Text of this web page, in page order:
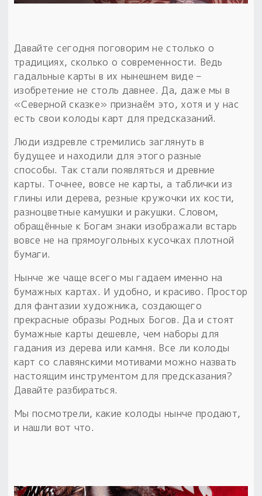
Расходные материалы
Готовые заговоры и обряды
Сундучок
Об авторе и издательстве
Электронные книги
Приложение для гадания
30 вариантов раскладов по системе Рез Рода:
Предметы
Для алтаря
Расходные материалы
С чего начать?
Новые книги
в лавке!
«Резы Рода. Нежиты» и «Резы
Рода.Духи-Хозяева» с колодами
толковники со значениями, раскладами,
толкованиями колод
Узнать
Пыльный сундучок
большое обновление
Товары со скидкой
Новинки
Товары недели
Безоплатная доставка
на заказ от 4 тыс. руб. со скидкой
Давайте сегодня поговорим не столько о
традициях, сколько о современности. Ведь
гадальные карты в их нынешнем виде –
изобретение не столь давнее. Да, даже мы в
«Северной сказке» признаём это, хотя и у нас
есть свои колоды карт для предсказаний.
Люди издревле стремились заглянуть в
будущее и находили для этого разные
способы. Так стали появляться и древние
карты. Точнее, вовсе не карты, а таблички из
глины или дерева, резные кружочки их кости,
разноцветные камушки и ракушки. Словом,
обращённые к Богам знаки изображали встарь
вовсе не на прямоугольных кусочках плотной
бумаги.
Нынче же чаще всего мы гадаем именно на
бумажных картах. И удобно, и красиво. Простор
для фантазии художника, создающего
прекрасные образы Родных Богов. Да и стоят
бумажные карты дешевле, чем наборы для
гадания из дерева или камня. Все ли колоды
карт со славянскими мотивами можно назвать
настоящим инструментом для предсказания?
Давайте разбираться.
Мы посмотрели, какие колоды нынче продают,
и нашли вот что.